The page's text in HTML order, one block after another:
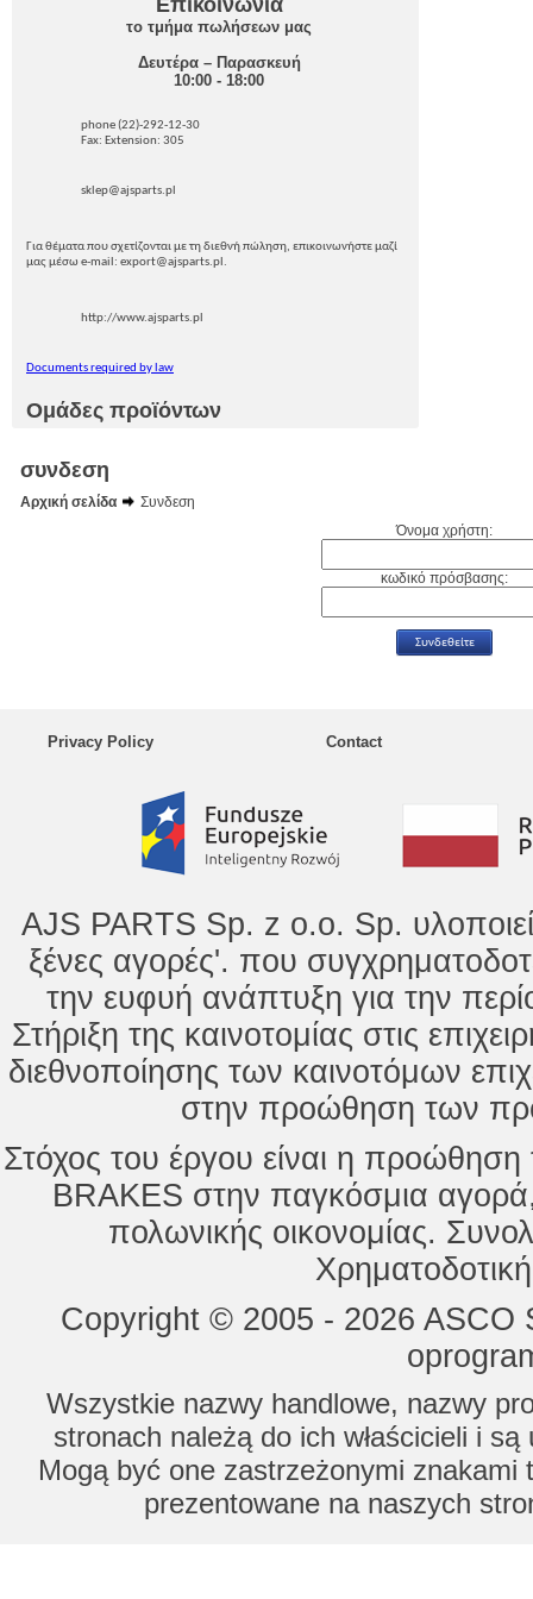
Επικοινωνία
το τμήμα πωλήσεων μας
Δευτέρα – Παρασκευή
10:00 - 18:00
phone (22)-292-12-30
Fax: Extension: 305
sklep@ajsparts.pl
Για θέματα που σχετίζονται με τη διεθνή πώληση, επικοινωνήστε μαζί
μας μέσω e-mail: export@ajsparts.pl.
http://www.ajsparts.pl
Documents required by law
Ομάδες προϊόντων
συνδεση
Αρχική σελίδα
Συνδεση
Όνομα χρήστη:
κωδικό πρόσβασης:
Privacy Policy Contact
AJS PARTS Sp. z o.o. Sp.
ξένες αγορές'. που
την ευφυή ανάπτυξη για την
Στήριξη της καινοτομίας στις
διεθνοποίησης των καινοτόμων
στην προώθηση των
Στόχος του έργου είναι η
BRAKES στην παγκόσμια
πολωνικής οικονομίας.
Copyright © 2005 - 2026
Wszystkie nazwy handlowe, nazwy
stronach należą do ich właścicieli i
Mogą być one zastrzeżonymi znakami
prezentowane na naszych